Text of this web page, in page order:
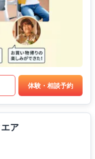
体験・相談予約
ア